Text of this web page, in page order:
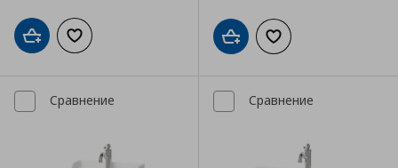
Добави в кошницата
Добави към списъка с любимиДобави в кошницата
Добави към
Сравнение Сравнение